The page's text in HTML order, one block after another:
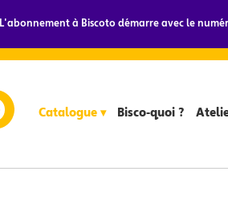
L'abonnement à Biscoto démarre avec le
Catalogue ▾ Bisco-quoi ?